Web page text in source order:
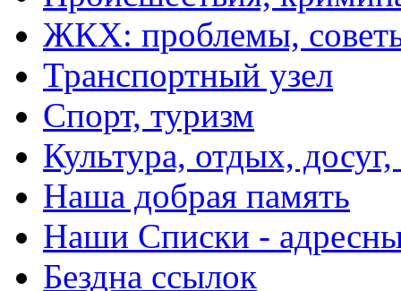
ЖКХ: проблемы,
Транспортный узел
Спорт, туризм
Культура, отдых,
Наша добрая память
Наши Списки -
Бездна ссылок